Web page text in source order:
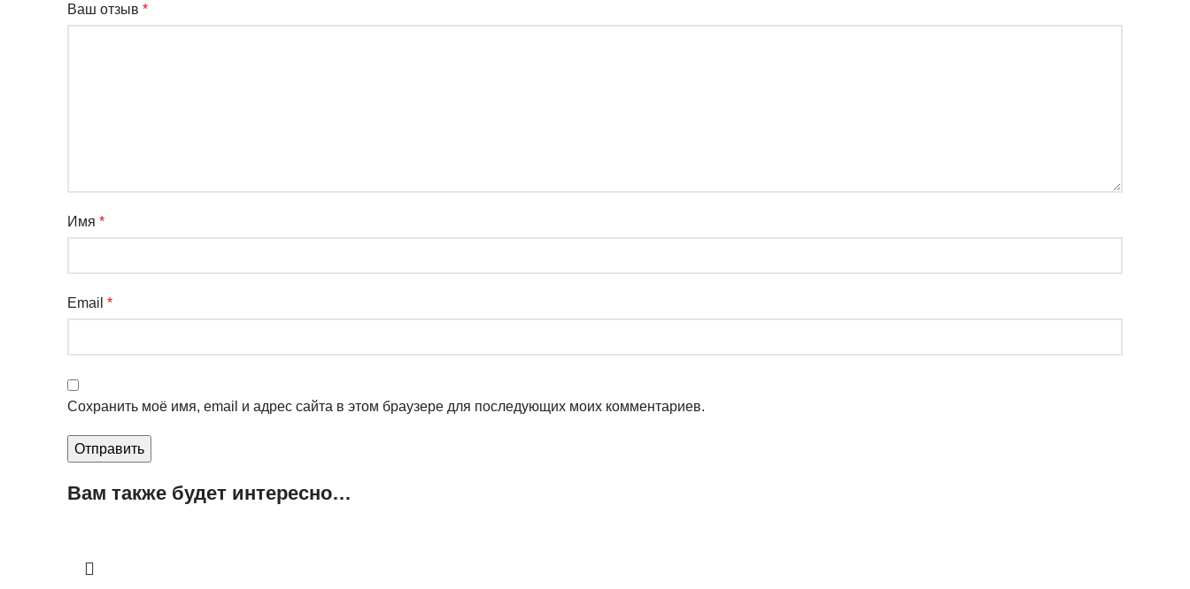
Ваш отзыв *
Имя *
Email *
Сохранить моё имя, email и адрес сайта в этом браузере для последующих моих комментариев.
Вам также будет интересно…